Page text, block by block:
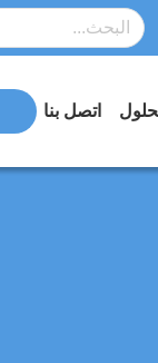
اتصل بنا